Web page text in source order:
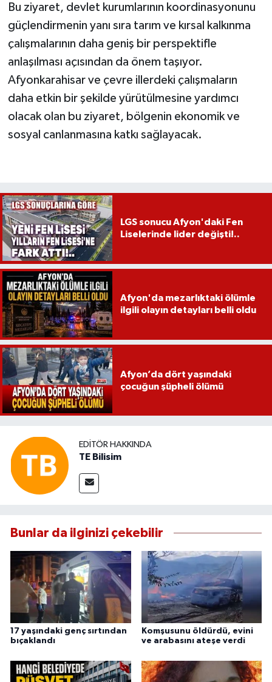
Bu ziyaret, devlet kurumlarının koordinasyonunu
güçlendirmenin yanı sıra tarım ve kırsal kalkınma
çalışmalarının daha geniş bir perspektifle
anlaşılması açısından da önem taşıyor.
Afyonkarahisar ve çevre illerdeki çalışmaların
daha etkin bir şekilde yürütülmesine yardımcı
olacak olan bu ziyaret, bölgenin ekonomik ve
sosyal canlanmasına katkı sağlayacak.
LGS sonucu Afyon'daki Fen
Liselerinde lider değişti!..
Afyon'da mezarlıktaki ölümle
ilgili olayın detayları belli oldu
Afyon’da dört yaşındaki
çocuğun şüpheli ölümü
EDITÖR HAKKINDA
TE Bilisim
Bunlar da ilginizi çekebilir
17 yaşındaki genç sırtından
bıçaklandı
Komşusunu öldürdü, evini
ve arabasını ateşe verdi